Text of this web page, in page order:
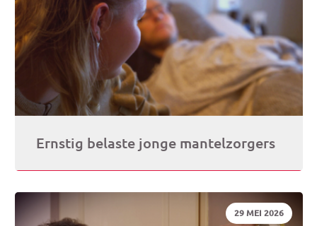
Ernstig belaste jonge mantelzorgers
DATUM:
29 MEI 2026